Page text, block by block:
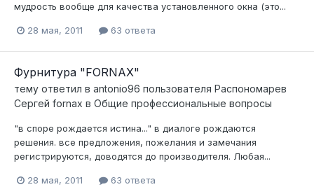
мудрость вообще для качества установленного окна (это...
28 мая, 2011 63 ответа
Фурнитура "FORNAX"
тему ответил в antonio96 пользователя Распономарев
Сергей fornax в Общие профессиональные вопросы
"в споре рождается истина..." в диалоге рождаются
решения. все предложения, пожелания и замечания
регистрируются, доводятся до производителя. Любая...
28 мая, 2011 63 ответа